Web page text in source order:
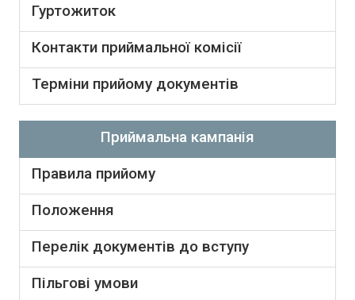
Гуртожиток
Контакти приймальної комісії
Терміни прийому документів
Приймальна кампанія
Правила прийому
Положення
Перелік документів до вступу
Пільгові умови